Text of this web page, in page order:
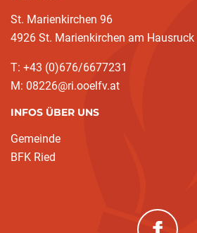
St. Marienkirchen 96
4926 St. Marienkirchen am Hausruck
T: +43 (0)676/6677231
M: 08226@ri.ooelfv.at
INFOS ÜBER UNS
Gemeinde
BFK Ried